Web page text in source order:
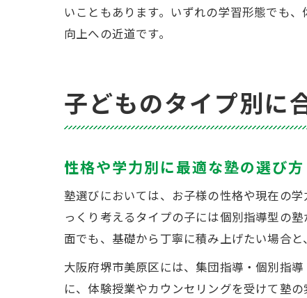
いこともあります。いずれの学習形態でも
向上への近道です。
子どものタイプ別に
性格や学力別に最適な塾の選び方
塾選びにおいては、お子様の性格や現在の
っくり考えるタイプの子には個別指導型の
面でも、基礎から丁寧に積み上げたい場合
大阪府堺市美原区には、集団指導・個別指
に、体験授業やカウンセリングを受けて塾